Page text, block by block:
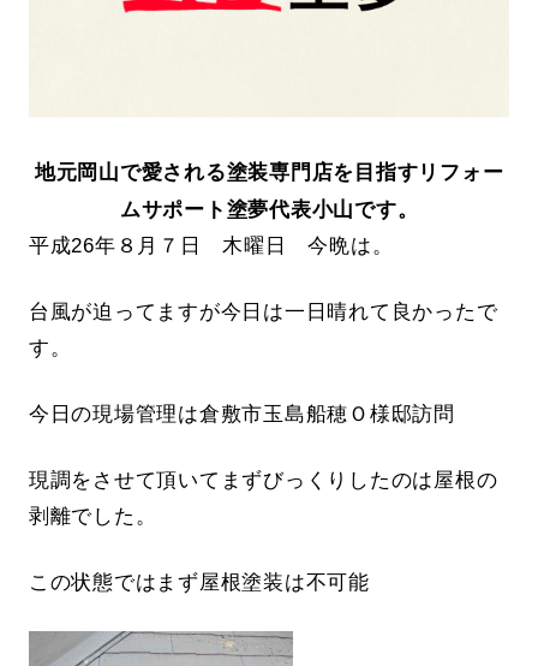
地元岡山で愛される塗装専門店を目指すリフォー
ムサポート塗夢代表小山です。
平成26年８月７日 木曜日 今晩は。
台風が迫ってますが今日は一日晴れて良かったで
す。
今日の現場管理は倉敷市玉島船穂Ｏ様邸訪問
現調をさせて頂いてまずびっくりしたのは屋根の
剥離でした。
この状態ではまず屋根塗装は不可能